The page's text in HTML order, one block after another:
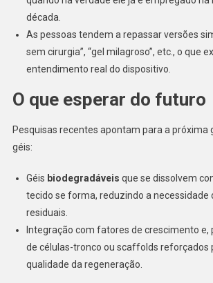
década.
As pessoas tendem a repassar versões
sem cirurgia”, “gel milagroso”, etc., o que
entendimento real do dispositivo.
O que esperar do futuro
Pesquisas recentes apontam para a próxima
géis:
Géis biodegradáveis que se dissolvem
tecido se forma, reduzindo a necessidade
residuais.
Integração com fatores de crescimento e,
de células-tronco ou scaffolds reforçados
qualidade da regeneração.